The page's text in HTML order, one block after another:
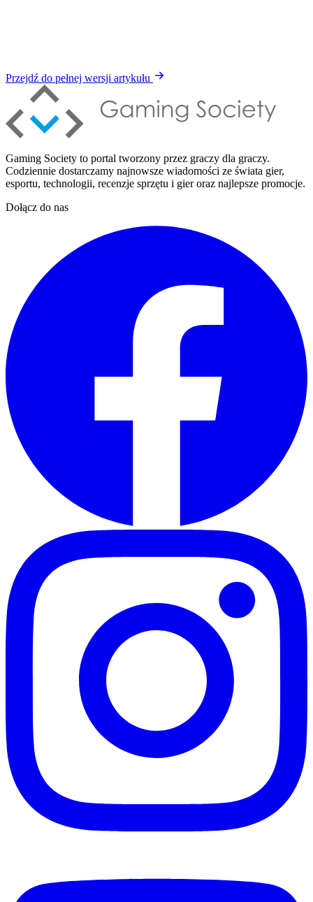
Przejdź do pełnej wersji artykułu
Gaming Society to portal tworzony przez graczy dla graczy.
Codziennie dostarczamy najnowsze wiadomości ze świata gier,
esportu, technologii, recenzje sprzętu i gier oraz najlepsze promocje.
Dołącz do nas